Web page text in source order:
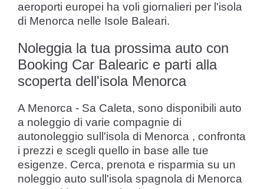
aeroporti europei ha voli giornalieri per l'isola
di Menorca nelle Isole Baleari.
Noleggia la tua prossima auto con
Booking Car Balearic e parti alla
scoperta dell'isola Menorca
A Menorca - Sa Caleta, sono disponibili auto
a noleggio di varie compagnie di
autonoleggio sull'isola di Menorca , confronta
i prezzi e scegli quello in base alle tue
esigenze. Cerca, prenota e risparmia su un
noleggio auto sull'isola spagnola di Menorca